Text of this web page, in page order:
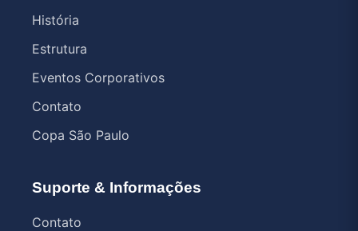
História
Estrutura
Eventos Corporativos
Contato
Copa São Paulo
Suporte & Informações
Contato